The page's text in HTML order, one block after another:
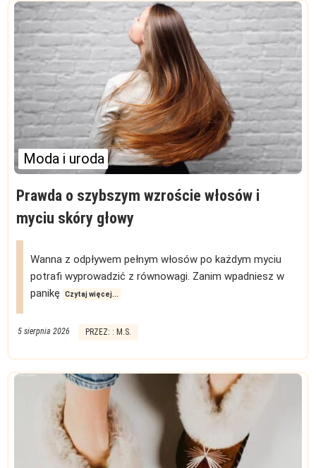
Moda i uroda
Prawda o szybszym wzroście włosów i
myciu skóry głowy
Wanna z odpływem pełnym włosów po każdym myciu
potrafi wyprowadzić z równowagi. Zanim wpadniesz w
panikę
Czytaj więcej...
5 sierpnia 2026 PRZEZ: : M.S.